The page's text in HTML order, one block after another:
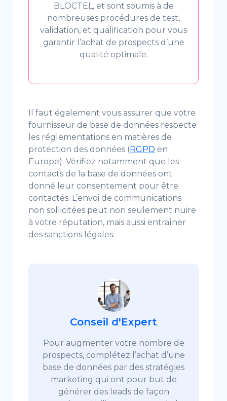
BLOCTEL, et sont soumis à de
nombreuses procédures de test,
validation, et qualification pour vous
garantir l’achat de prospects d’une
qualité optimale.
Il faut également vous assurer que votre
fournisseur de base de données respecte
les réglementations en matières de
protection des données (RGPD en
Europe). Vérifiez notamment que les
contacts de la base de données ont
donné leur consentement pour être
contactés. L’envoi de communications
non sollicitées peut non seulement nuire
à votre réputation, mais aussi entraîner
des sanctions légales.
Conseil d'Expert
Pour augmenter votre nombre de
prospects, complétez l’achat d’une
base de données par des stratégies
marketing qui ont pour but de
générer des leads de façon